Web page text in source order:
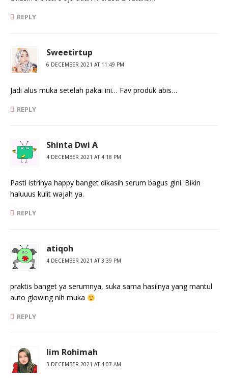
REPLY
Sweetirtup
6 DECEMBER 2021 AT 11:49 PM
Jadi alus muka setelah pakai ini… Fav produk abis…
REPLY
Shinta Dwi A
4 DECEMBER 2021 AT 4:18 PM
Pasti istrinya happy banget dikasih serum bagus gini. Bikin
haluuus kulit wajah ya.
REPLY
atiqoh
4 DECEMBER 2021 AT 3:39 PM
praktis banget ya serumnya, suka sama hasilnya yang mantul
auto glowing nih muka
REPLY
Iim Rohimah
3 DECEMBER 2021 AT 4:07 AM